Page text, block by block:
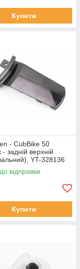
Купити
- CubBike 50
- задній верхній
YT-328136
відправки
Купити